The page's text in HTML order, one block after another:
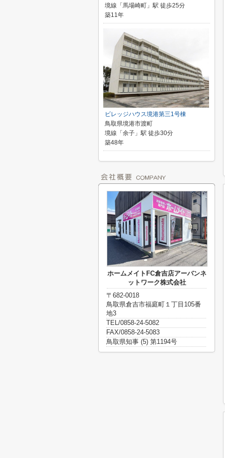
境線「馬場崎町」駅 徒歩25分
築11年
ビレッジハウス境港第三1号棟
鳥取県境港市渡町
境線「余子」駅 徒歩30分
築48年
ホームメイトFC倉吉店アーバンネ
ットワーク株式会社
〒682-0018
鳥取県倉吉市福庭町１丁目105番
地3
TEL/0858-24-5082
FAX/0858-24-5083
鳥取県知事 (5) 第1194号